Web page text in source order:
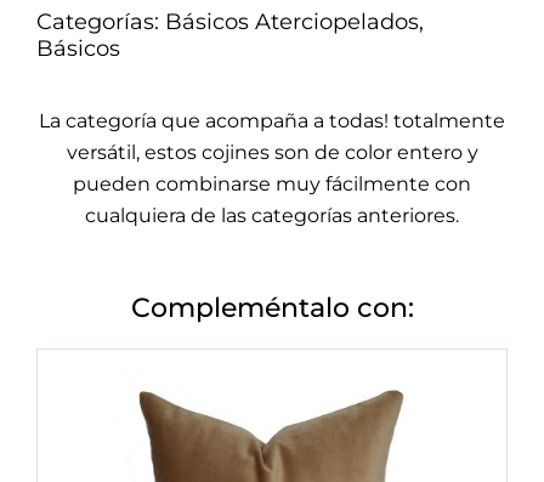
Categorías: Básicos Aterciopelados,
Básicos
La categoría que acompaña a todas! totalmente
versátil, estos cojines son de color entero y
pueden combinarse muy fácilmente con
cualquiera de las categorías anteriores.
Compleméntalo con: